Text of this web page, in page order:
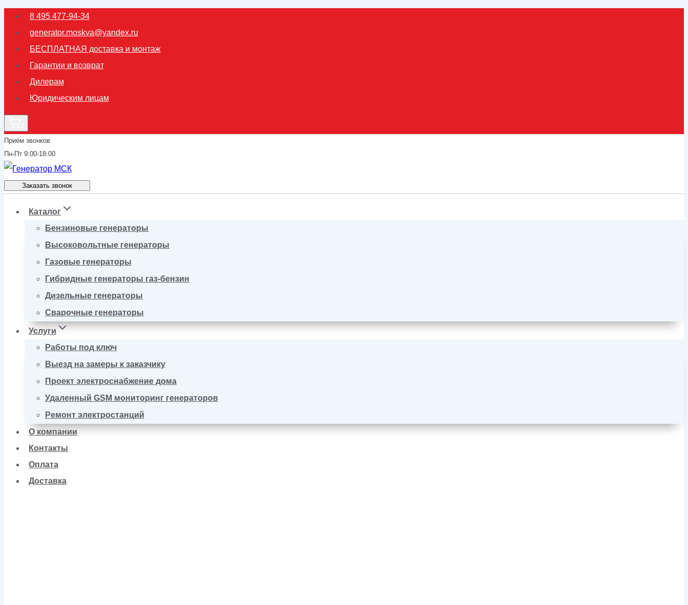
Перейти
содержимому
8 495 477-94-34
generator.moskva@yandex.ru
БЕСПЛАТНАЯ доставка и монтаж
Гарантии и возврат
Дилерам
Юридическим лицам
Приём звонков
Пн-Пт 9:00-18:00
Заказать звонок
Каталог
Бензиновые генераторы
Высоковольтные генераторы
Газовые генераторы
Гибридные генераторы газ-бензин
Дизельные генераторы
Сварочные генераторы
Услуги
Работы под ключ
Выезд на замеры к заказчику
Проект электроснабжение дома
Удаленный GSM мониторинг генераторов
Ремонт электростанций
О компании
Контакты
Оплата
Доставка